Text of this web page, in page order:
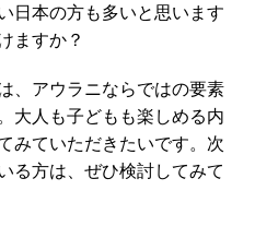
日本の方も多いと思います
ますか？
、アウラニならではの要素
大人も子どもも楽しめる内
みていただきたいです。次
る方は、ぜひ検討してみて